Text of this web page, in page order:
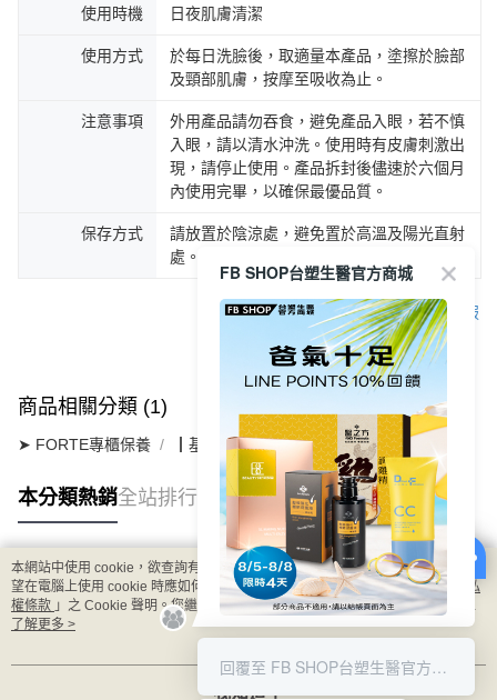
使用時機 日夜肌膚清潔
使用方式
於每日洗臉後，取適量本產品，塗擦於臉部
及頸部肌膚，按摩至吸收為止。
注意事項
外用產品請勿吞食，避免產品入眼，若不慎
入眼，請以清水沖洗。使用時有皮膚刺激出
現，請停止使用。產品拆封後儘速於六個月
內使用完畢，以確保最優品質。
保存方式
請放置於陰涼處，避免置於高溫及陽光直射
處。
客服
商品相關分類 (1)
➤ FORTE專櫃保養 ┃基礎清潔系列
本分類熱銷全站排行
熱門標籤
本網站中使用 cookie，欲查詢有關本網站使用 cookie 方式之詳情，及若您不希
望在電腦上使用 cookie 時應如何變更電腦的 cookie 設定，請參閱本網站「
隱私
權條款 」之 Cookie 聲明。您繼續使用本網站即表示您同意本公司得按本網站使
用條款之 Cookie 聲明使用 cookie。
了解更多 >
我知道了
FB SHOP台塑生醫官方商城
8/5-8/8 LINE POINT回饋10%
回覆至 FB SHOP台塑生醫官方商城